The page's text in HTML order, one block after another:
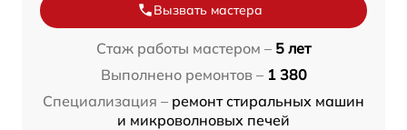
Вызвать мастера
Стаж работы мастером – 5 лет
Выполнено ремонтов – 1 380
Специализация – ремонт стиральных машин
и микроволновых печей